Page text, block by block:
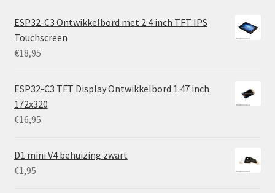
ESP32-C3 Ontwikkelbord met 2.4 inch TFT IPS
Touchscreen
€18,95
ESP32-C3 TFT Display Ontwikkelbord 1.47 inch
172x320
€16,95
D1 mini V4 behuizing zwart
€1,95